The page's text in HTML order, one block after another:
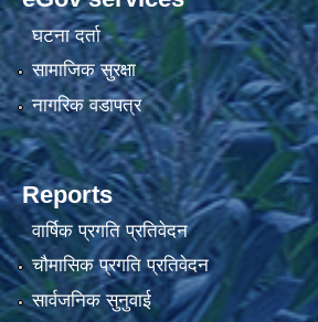
घटना दर्ता
सामाजिक सुरक्षा
नागरिक वडापत्र
Reports
वार्षिक प्रगति प्रतिवेदन
चौमासिक प्रगति प्रतिवेदन
सार्वजनिक सुनुवाई